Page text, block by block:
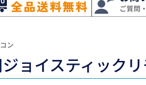
ン
ョイスティック